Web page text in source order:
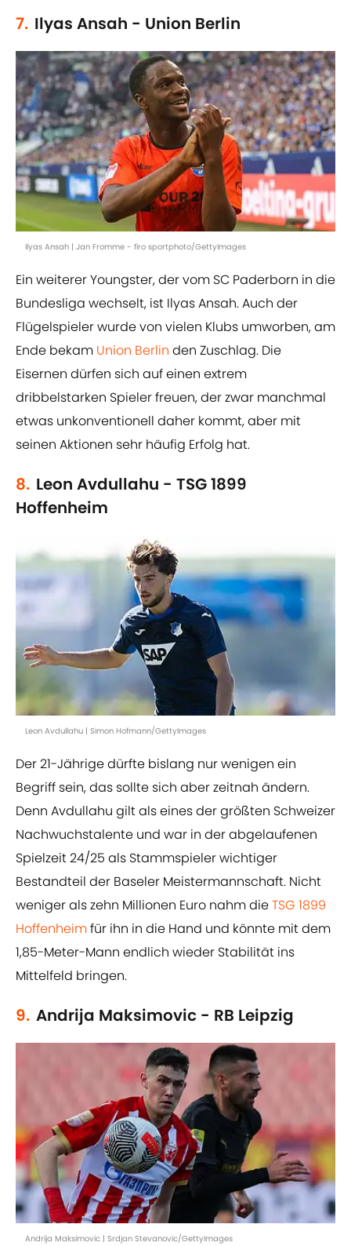
7. Ilyas Ansah - Union Berlin
Ilyas Ansah | Jan Fromme - firo sportphoto/GettyImages
Ein weiterer Youngster, der vom SC Paderborn in die
Bundesliga wechselt, ist Ilyas Ansah. Auch der
Flügelspieler wurde von vielen Klubs umworben, am
Ende bekam Union Berlin den Zuschlag. Die
Eisernen dürfen sich auf einen extrem
dribbelstarken Spieler freuen, der zwar manchmal
etwas unkonventionell daher kommt, aber mit
seinen Aktionen sehr häufig Erfolg hat.
8. Leon Avdullahu - TSG 1899
Hoffenheim
Leon Avdullahu | Simon Hofmann/GettyImages
Der 21-Jährige dürfte bislang nur wenigen ein
Begriff sein, das sollte sich aber zeitnah ändern.
Denn Avdullahu gilt als eines der größten Schweizer
Nachwuchstalente und war in der abgelaufenen
Spielzeit 24/25 als Stammspieler wichtiger
Bestandteil der Baseler Meistermannschaft. Nicht
weniger als zehn Millionen Euro nahm dieTSG 1899
Hoffenheimfür ihn in die Hand und könnte mit dem
1,85-Meter-Mann endlich wieder Stabilität ins
Mittelfeld bringen.
9. Andrija Maksimovic - RB Leipzig
Andrija Maksimovic | Srdjan Stevanovic/GettyImages